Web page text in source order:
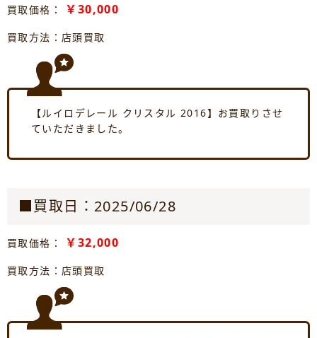
買取価格： ￥30,000
買取方法：店頭買取
【ルイロデレール クリスタル 2016】お買取りさせ
ていただきました。
■買取日：2025/06/28
買取価格： ￥32,000
買取方法：店頭買取